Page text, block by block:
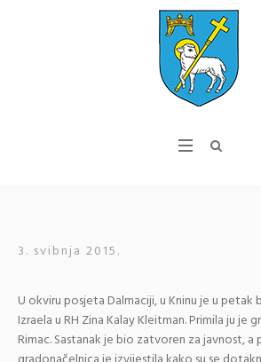
3. svibnja 2015.
U okviru posjeta Dalmaciji, u Kninu je u petak
Izraela u RH Zina Kalay Kleitman. Primila ju je
Rimac. Sastanak je bio zatvoren za javnost,